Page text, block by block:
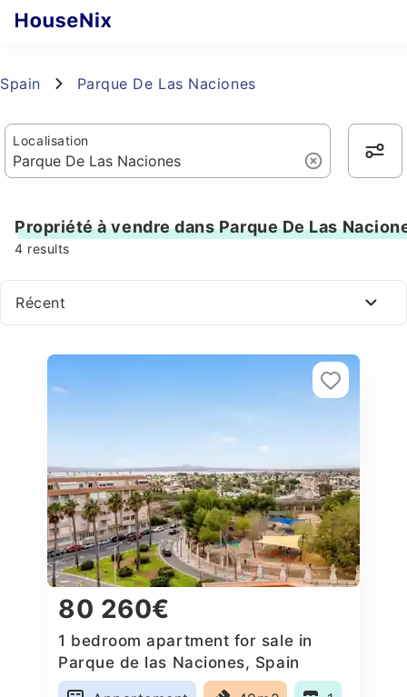
Spain Parque De Las Naciones
Localisation
Propriété à vendre dans Parque De Las
4 results
Récent
80 260€
1 bedroom apartment for sale in
Parque de las Naciones, Spain